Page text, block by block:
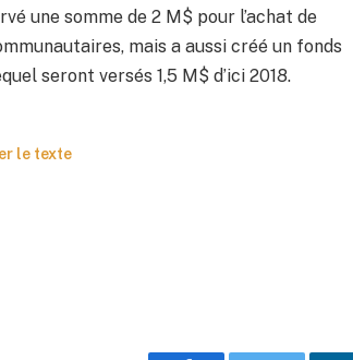
une somme de 2 M$ pour l’achat de
mais a aussi créé un fonds
seront versés 1,5 M$ d’ici 2018.
le texte